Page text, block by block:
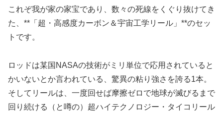
これぞ我が家の家宝であり、数々の死線をくぐり抜けてき
た、**「超・高感度カーボン＆宇宙工学リール」**のセッ
トです。
ロッドは某国NASAの技術がミリ単位で応用されていると
かいないとか言われている、驚異の粘り強さを誇る1本。
そしてリールは、一度回せば摩擦ゼロで地球が滅びるまで
回り続ける（と噂の）超ハイテクノロジー・タイコリール